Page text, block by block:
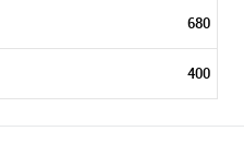
680
400